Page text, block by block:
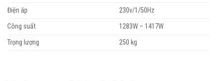
Điện áp
230v/1/50Hz
Công suất
1283W – 1417W
Trọng lượng
250 kg